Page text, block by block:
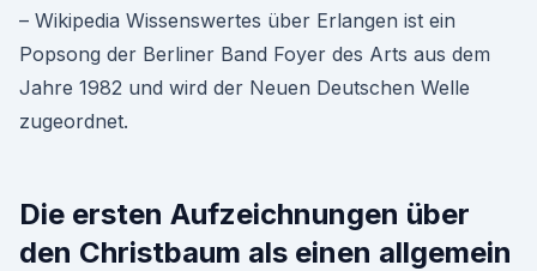
– Wikipedia Wissenswertes über Erlangen ist ein
Popsong der Berliner Band Foyer des Arts aus dem
Jahre 1982 und wird der Neuen Deutschen Welle
zugeordnet.
Die ersten Aufzeichnungen über
den Christbaum als einen allgemein